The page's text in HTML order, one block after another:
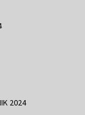
2024